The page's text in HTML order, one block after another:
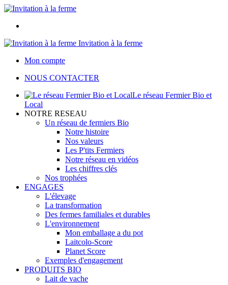
Invitation à la ferme
Mon compte
NOUS CONTACTER
Le réseau Fermier Bio et
Local
NOTRE RESEAU
Un réseau de fermiers Bio
Notre histoire
Nos valeurs
Les P'tits Fermiers
Notre réseau en vidéos
Les chiffres clés
Nos trophées
ENGAGES
L'élevage
La transformation
Des fermes familiales et durables
L'environnement
Mon emballage a du pot
Laitcolo-Score
Planet Score
Exemples d'engagement
PRODUITS BIO
Lait de vache